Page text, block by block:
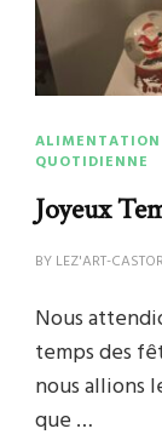
ALIMENTATION
QUOTIDIENNE
Joyeux
BY LEZ'ART-CASTOR
Nous
temps des
nous allions
que …